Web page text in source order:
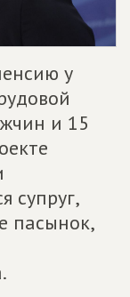
у
и 15
супруг,
пасынок,